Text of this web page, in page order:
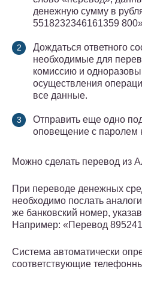
денежную сумму в
5518232346161359
Дождаться ответного
необходимые для
комиссию и
осуществления
все данные.
Отправить еще одно
оповещение с паролем
Можно сделать перевод из
При переводе денежных
необходимо послать
же банковский номер,
Например: «Перевод
Система автоматически
соответствующие